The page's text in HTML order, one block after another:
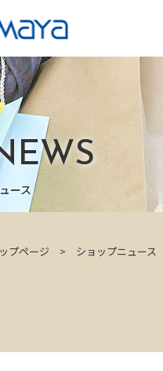
ース
プページ ショップニュース